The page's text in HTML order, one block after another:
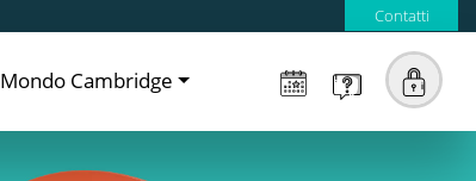
Contatti
Mondo Cambridge